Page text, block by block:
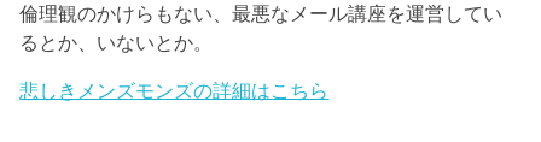
倫理観のかけらもない、最悪なメール講座を運営してい
るとか、いないとか。
悲しきメンズモンズの詳細はこちら